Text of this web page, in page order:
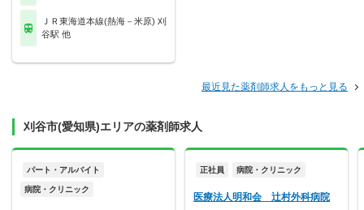
ＪＲ東海道本線(熱海－米原) 刈
谷駅 他
最近見た薬剤師求人をもっと見る
刈谷市(愛知県)エリアの薬剤師求人
パート・アルバイト
病院・クリニック
正社員 病院・クリニック
医療法人明和会 辻村外科病院